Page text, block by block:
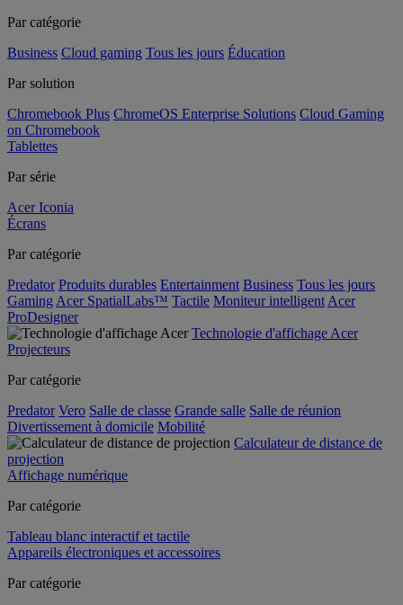
Par catégorie
Business Cloud gaming Tous les jours Éducation
Par solution
Chromebook Plus ChromeOS Enterprise Solutions Cloud Gaming
on Chromebook
Tablettes
Par série
Acer Iconia
Écrans
Par catégorie
Predator Produits durables Entertainment Business Tous les jours
Gaming Acer SpatialLabs™ Tactile Moniteur intelligent Acer
ProDesigner
Technologie d'affichage Acer
Projecteurs
Par catégorie
Predator Vero Salle de classe Grande salle Salle de réunion
Divertissement à domicile Mobilité
Calculateur de distance de
projection
Affichage numérique
Par catégorie
Tableau blanc interactif et tactile
Appareils électroniques et accessoires
Par catégorie